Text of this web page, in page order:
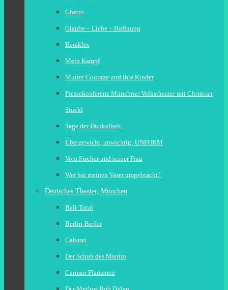
Ghetto
Glaube – Liebe – Hoffnung
Herakles
Mein Kampf
Mutter Courage und ihre Kinder
Pressekonferenz Münchner Volkstheater mit Christian
Stückl
Tage der Dunkelheit
Übergewicht, unwichtig: UNFORM
Vom Fischer und seiner Frau
Wer hat meinen Vater umgebracht?
Deutsches Theater, München
Ball-Total
Berlin-Berlin
Cabaret
Der Schuh des Manitu
Carmen Flamenco